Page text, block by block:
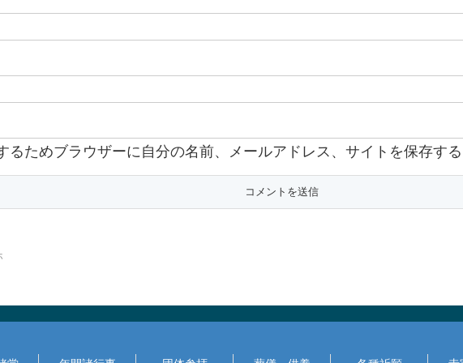
るためブラウザーに自分の名前、メールアドレス、サイトを保存す